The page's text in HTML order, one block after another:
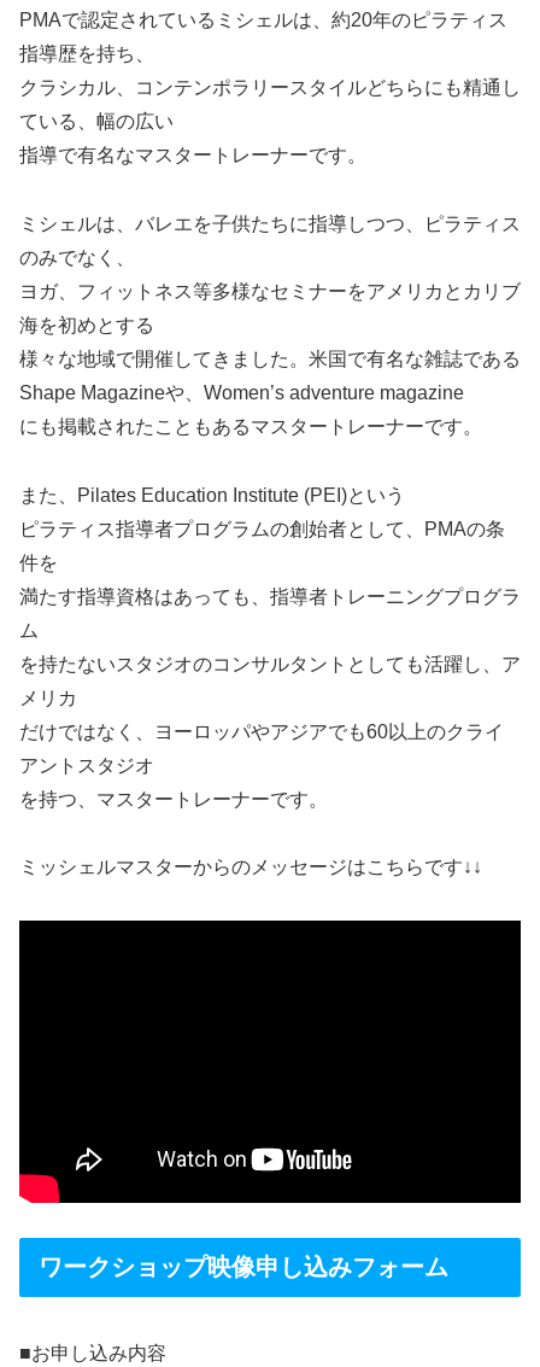
PMAで認定されているミシェルは、約20年のピラティス
指導歴を持ち、
クラシカル、コンテンポラリースタイルどちらにも精通し
ている、幅の広い
指導で有名なマスタートレーナーです。
ミシェルは、バレエを子供たちに指導しつつ、ピラティス
のみでなく、
ヨガ、フィットネス等多様なセミナーをアメリカとカリブ
海を初めとする
様々な地域で開催してきました。米国で有名な雑誌である
Shape Magazineや、Women’s adventure magazine
にも掲載されたこともあるマスタートレーナーです。
また、Pilates Education Institute (PEI)という
ピラティス指導者プログラムの創始者として、PMAの条
件を
満たす指導資格はあっても、指導者トレーニングプログラ
ム
を持たないスタジオのコンサルタントとしても活躍し、ア
メリカ
だけではなく、ヨーロッパやアジアでも60以上のクライ
アントスタジオ
を持つ、マスタートレーナーです。
ミッシェルマスターからのメッセージはこちらです↓↓
ワークショップ映像申し込みフォーム
■お申し込み内容